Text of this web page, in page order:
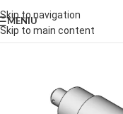
Skip to navigation
Skip to main content
MENIU